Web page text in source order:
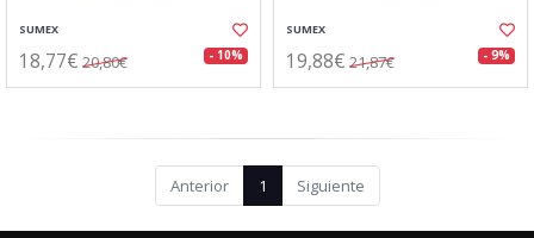
SUMEX
18,77€ 20,80€ - 10%
SUMEX
19,88€ 21,87€ - 9%
Anterior 1 Siguiente